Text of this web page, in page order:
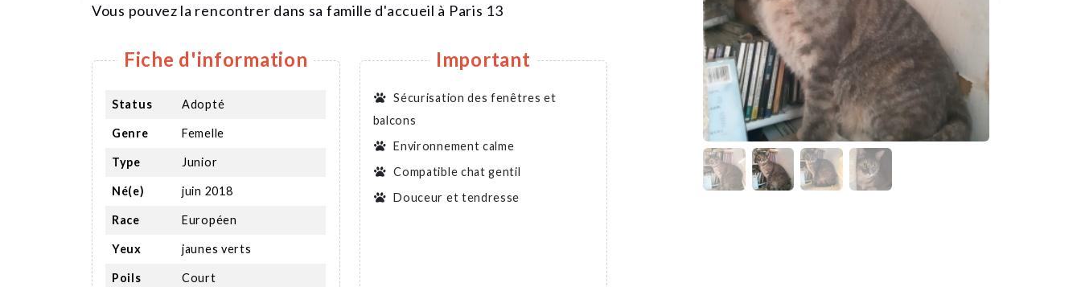
Vous pouvez la rencontrer dans sa famille d'accueil à Paris 13
Fiche d'information
Status Adopté
Genre Femelle
Type Junior
Né(e) juin 2018
Race Européen
Yeux jaunes verts
Poils Court
Important
Sécurisation des fenêtres et
balcons
Environnement calme
Compatible chat gentil
Douceur et tendresse